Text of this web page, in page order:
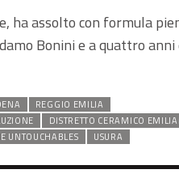
ha assolto con formula
Bonini e a quattro
REGGIO EMILIA
DISTRETTO CERAMICO
UNTOUCHABLES USURA